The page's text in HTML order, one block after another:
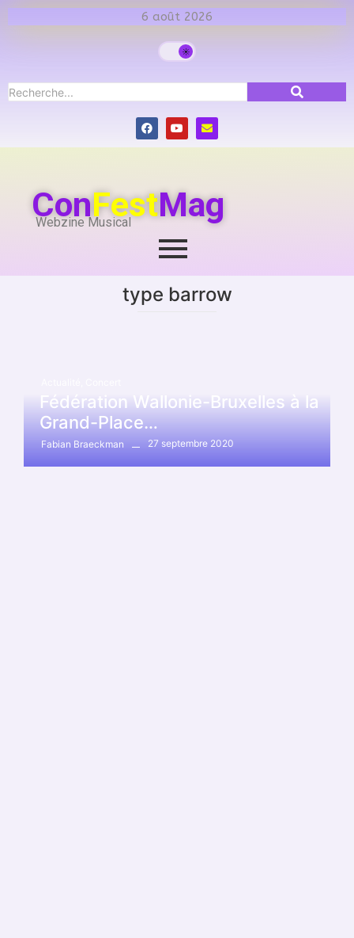
6 août 2026
ConFestMag
Webzine Musical
type barrow
Fédération Wallonie-Bruxelles à la
Grand-Place…
Fabian Braeckman 27 septembre 2020